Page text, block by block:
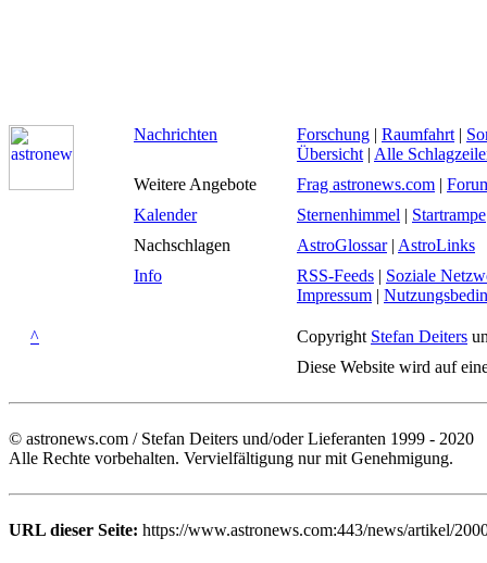
Nachrichten Forschung | Raumfahrt |
Übersicht | Alle
Weitere Angebote
Frag astronews.com |
Kalender
Sternenhimmel | Startrampe
Nachschlagen
AstroGlossar| AstroLinks
Info
RSS-Feeds | Soziale
Impressum |
^ Copyright Stefan Deiters
Diese Website wird auf
© astronews.com / Stefan Deiters und/oder Lieferanten 1999 - 2020
Alle Rechte vorbehalten. Vervielfältigung nur mit Genehmigung.
URL dieser Seite: https://www.astronews.com:443/news/artikel/